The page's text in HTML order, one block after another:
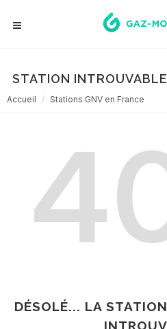
STATION INTROUVABLE
Accueil Stations GNV en France
DÉSOLÉ... LA